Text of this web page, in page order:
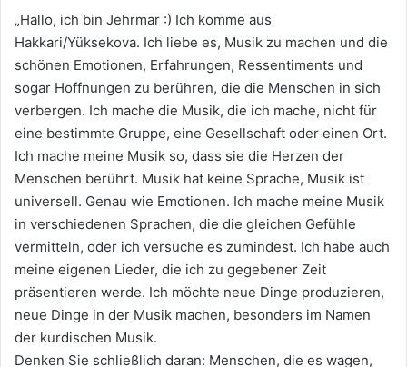
„Hallo, ich bin Jehrmar :) Ich komme aus
Hakkari/Yüksekova. Ich liebe es, Musik zu machen und die
schönen Emotionen, Erfahrungen, Ressentiments und
sogar Hoffnungen zu berühren, die die Menschen in sich
verbergen. Ich mache die Musik, die ich mache, nicht für
eine bestimmte Gruppe, eine Gesellschaft oder einen Ort.
Ich mache meine Musik so, dass sie die Herzen der
Menschen berührt. Musik hat keine Sprache, Musik ist
universell. Genau wie Emotionen. Ich mache meine Musik
in verschiedenen Sprachen, die die gleichen Gefühle
vermitteln, oder ich versuche es zumindest. Ich habe auch
meine eigenen Lieder, die ich zu gegebener Zeit
präsentieren werde. Ich möchte neue Dinge produzieren,
neue Dinge in der Musik machen, besonders im Namen
der kurdischen Musik.
Denken Sie schließlich daran: Menschen, die es wagen,